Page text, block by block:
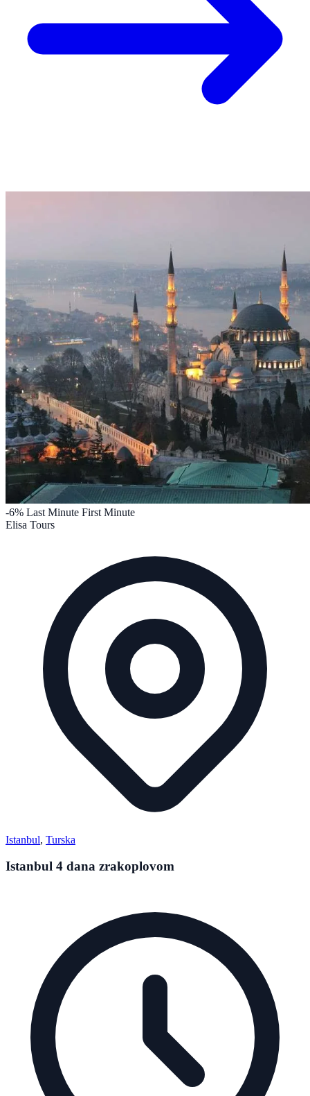
-6% Last Minute First Minute
Elisa Tours
Istanbul, Turska
Istanbul 4 dana zrakoplovom